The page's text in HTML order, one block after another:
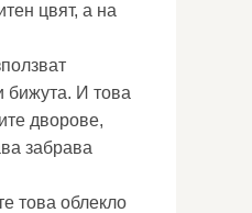
цвят, а на
бижута. И това
дворове,
забрава
това облекло